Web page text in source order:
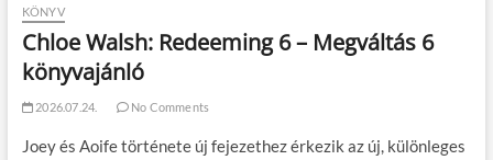
KÖNYV
Chloe Walsh: Redeeming 6 – Megváltás 6
könyvajánló
2026.07.24. No Comments
Joey és Aoife története új fejezethez érkezik az új, különleges